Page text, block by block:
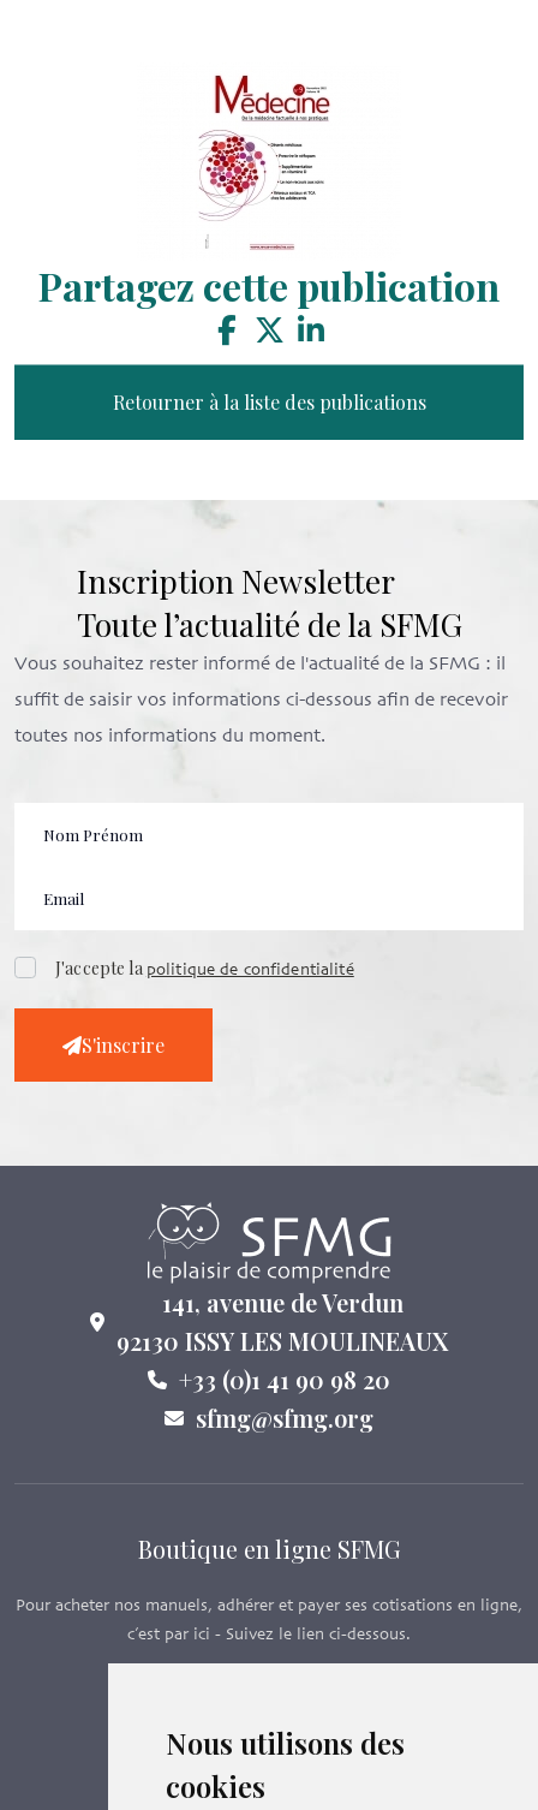
Nous utilisons des
cookies
Partagez cette publication
Retourner à la liste des publications
Inscription Newsletter
Toute l’actualité de la SFMG
Vous souhaitez rester informé de l'actualité de la SFMG : il
suffit de saisir vos informations ci-dessous afin de recevoir
toutes nos informations du moment.
J'accepte lapolitique de confidentialité
S'inscrire
141, avenue de Verdun
92130 ISSY LES MOULINEAUX
+33 (0)1 41 90 98 20
sfmg@sfmg.org
Boutique en ligne SFMG
Pour acheter nos manuels, adhérer et payer ses cotisations en ligne,
c’est par ici - Suivez le lien ci-dessous.
Formations SFMG